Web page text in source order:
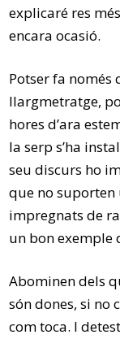
explicaré res
encara ocasió.
Potser fa només
llargmetratge,
hores d’ara
la serp s’ha
seu discurs ho
que no
impregnats de
un bon exemple
Abominen dels
són dones, si no
com toca. I